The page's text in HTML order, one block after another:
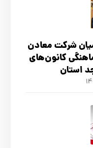
شرکت معادن
کانون‌های
استان